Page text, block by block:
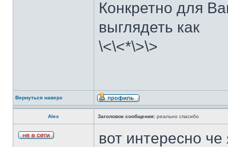
Конкретно для
выглядеть как
\<\<*\>\>
Вернуться наверх
Аlex Заголовок сообщения: реально спасибо
вот интересно